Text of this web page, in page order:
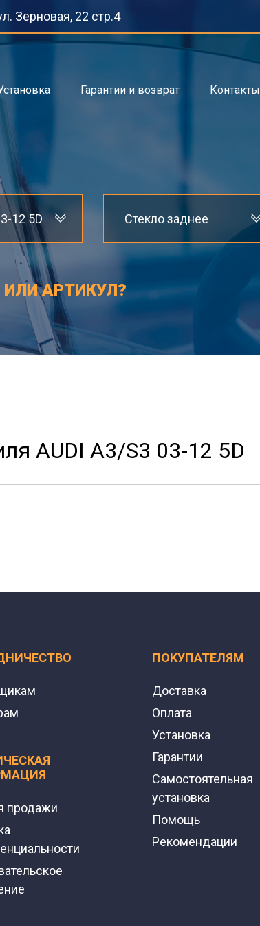
Зерновая, 22 стр.4
Гарантии и возврат Контакты
12 5D Стекло заднее
АРТИКУЛ?
AUDI A3/S3 03-12 5D
продажи
ПОКУПАТЕЛЯМ
Доставка
Оплата
Установка
Гарантии
Самостоятельная
установка
Помощь
Рекомендации